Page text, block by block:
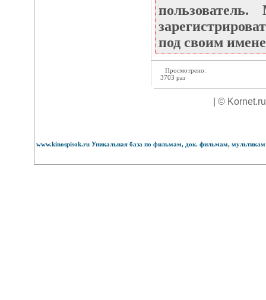
под своим
Просмотрено:
3703 раз
| ©
www.kinospisok.ru Уникальная база по фильмам, док. фильмам,